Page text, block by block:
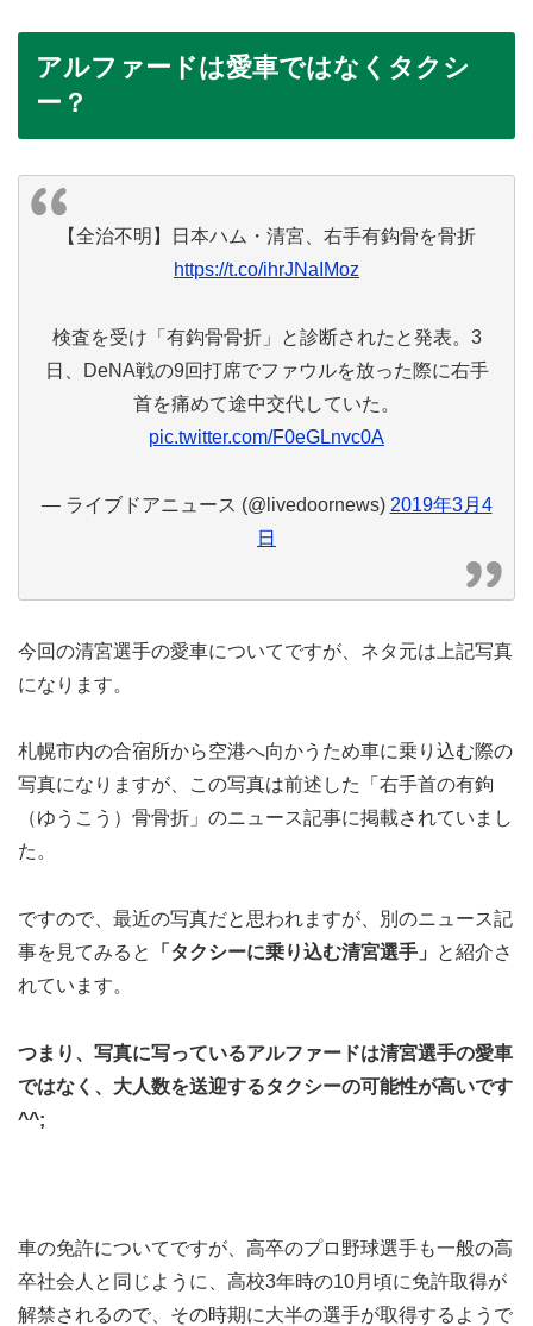
アルファードは愛車ではなくタクシ
ー？
【全治不明】日本ハム・清宮、右手有鈎骨を骨折
https://t.co/ihrJNaIMoz
検査を受け「有鈎骨骨折」と診断されたと発表。3
日、DeNA戦の9回打席でファウルを放った際に右手
首を痛めて途中交代していた。
pic.twitter.com/F0eGLnvc0A
— ライブドアニュース (@livedoornews) 2019年3月4
日
今回の清宮選手の愛車についてですが、ネタ元は上記写真
になります。
札幌市内の合宿所から空港へ向かうため車に乗り込む際の
写真になりますが、この写真は前述した「右手首の有鉤
（ゆうこう）骨骨折」のニュース記事に掲載されていまし
た。
ですので、最近の写真だと思われますが、別のニュース記
事を見てみると
「タクシーに乗り込む清宮選手」
と紹介さ
れています。
つまり、写真に写っているアルファードは清宮選手の愛車
ではなく、大人数を送迎するタクシーの可能性が高いです
^^;
車の免許についてですが、高卒のプロ野球選手も一般の高
卒社会人と同じように、高校3年時の10月頃に免許取得が
解禁されるので、その時期に大半の選手が取得するようで